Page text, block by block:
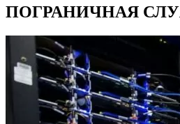
ПОГРАНИЧНАЯ